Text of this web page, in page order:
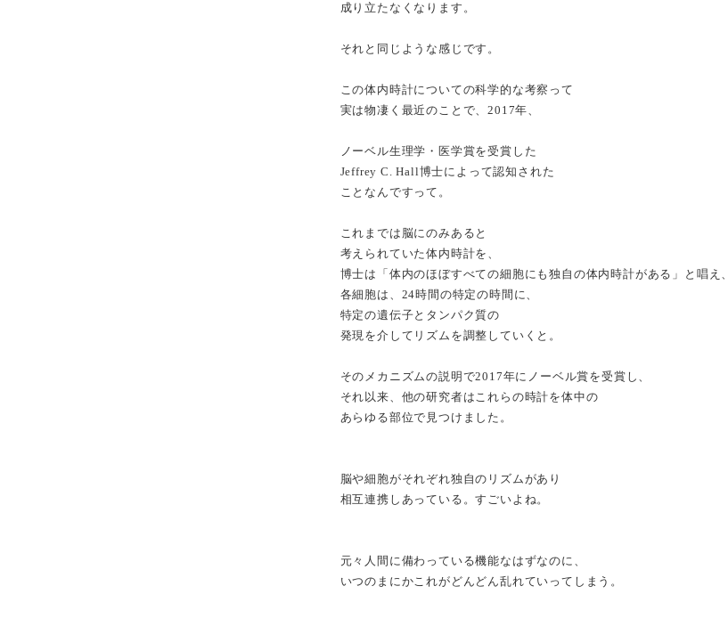
成り立たなくなります。
それと同じような感じです。
この体内時計についての科学的な考察って
実は物凄く最近のことで、2017年、
ノーベル生理学・医学賞を受賞した
Jeffrey C. Hall博士によって認知された
ことなんですって。
これまでは脳にのみあると
考えられていた体内時計を、
博士は「体内のほぼすべての細胞にも独自の体内時計がある」と唱え、
各細胞は、24時間の特定の時間に、
特定の遺伝子とタンパク質の
発現を介してリズムを調整していくと。
そのメカニズムの説明で2017年にノーベル賞を受賞し、
それ以来、他の研究者はこれらの時計を体中の
あらゆる部位で見つけました。
脳や細胞がそれぞれ独自のリズムがあり
相互連携しあっている。すごいよね。
元々人間に備わっている機能なはずなのに、
いつのまにかこれがどんどん乱れていってしまう。